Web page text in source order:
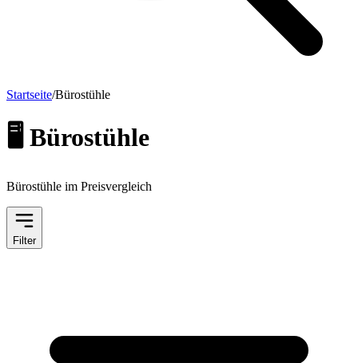
Startseite/Bürostühle
🖥️ Bürostühle
Bürostühle im Preisvergleich
Filter